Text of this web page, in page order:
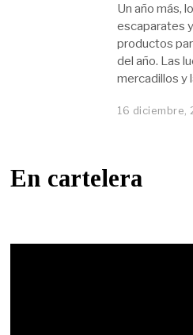
Un año más,
escaparates
productos
del año. Las
mercadillos y
16 diciembre,
En cartelera